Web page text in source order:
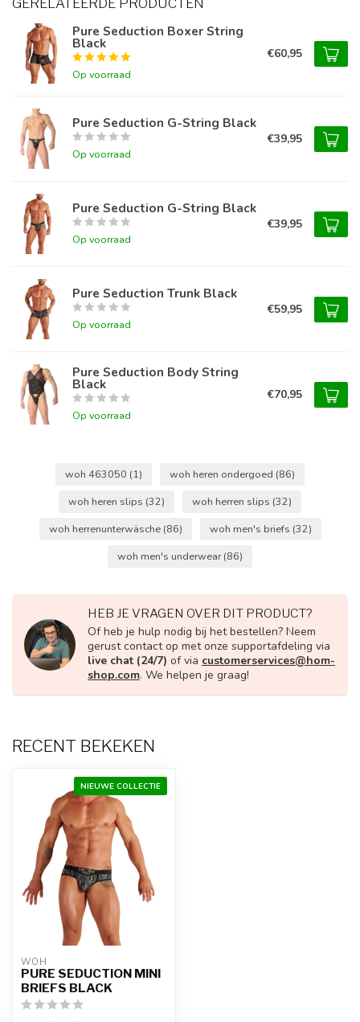
GERELATEERDE PRODUCTEN
Pure Seduction Boxer String
Black
Op voorraad
€60,95
Pure Seduction G-String Black
Op voorraad
€39,95
Pure Seduction G-String Black
Op voorraad
€39,95
Pure Seduction Trunk Black
Op voorraad
€59,95
Pure Seduction Body String
Black
Op voorraad
€70,95
woh 463050 (1) woh heren ondergoed (86)
woh heren slips (32) woh herren slips (32)
woh herrenunterwäsche (86) woh men's briefs (32)
woh men's underwear(86)
HEB JE VRAGEN OVER DIT PRODUCT?
Of heb je hulp nodig bij het bestellen? Neem
gerust contact op met onze supportafdeling via
live chat (24/7) of via customerservices@hom-
shop.com. We helpen je graag!
RECENT BEKEKEN
NIEUWE COLLECTIE
WOH
PURE SEDUCTION MINI
BRIEFS BLACK